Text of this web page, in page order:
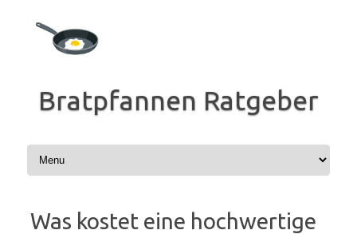
springen
Bratpfannen Ratgeber
Was kostet eine hochwertige